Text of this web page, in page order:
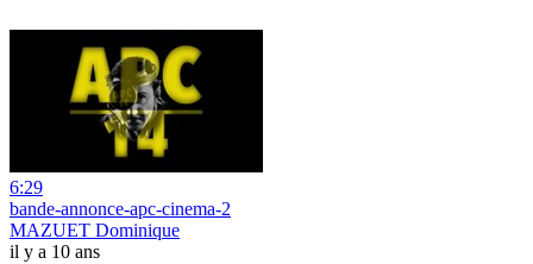
6:29
bande-annonce-apc-cinema-2
MAZUET Dominique
il y a 10 ans